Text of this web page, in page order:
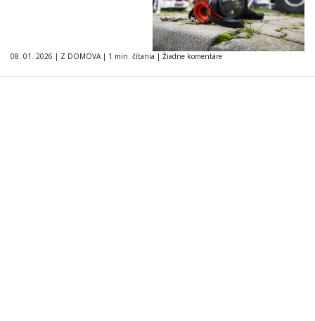
08. 01. 2026 | Z DOMOVA | 1 min. čítania | Žiadne komentáre